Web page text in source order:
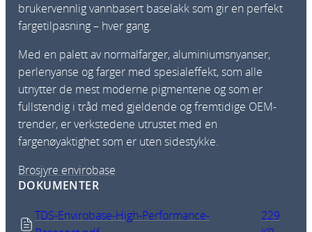
brukervennlig vannbasert baselakk som gir en perfekt
fargetilpasning – hver gang.
Med en palett av normalfarger, aluminiumsnyanser,
perlenyanse og farger med spesialeffekt, som alle
utnytter de mest moderne pigmentene og som er
fullstendig i tråd med gjeldende og fremtidige OEM-
trender, er verkstedene utrustet med en
fargenøyaktighet som er uten sidestykke.
Brosjyre envirobase
DOKUMENTER
TDS-Envirobase-High-Performance-
229